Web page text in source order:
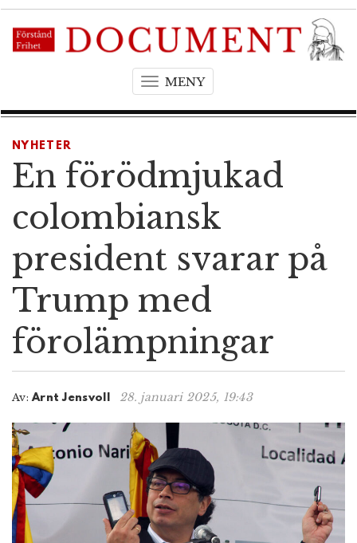
MENYT
g
e
n
a
i
a
t
i
o
n
NYHETER
En förödmjukad
colombiansk
president svarar på
Trump med
förolämpningar
Av: Arnt Jensvoll 28. januari 2025, 19:43